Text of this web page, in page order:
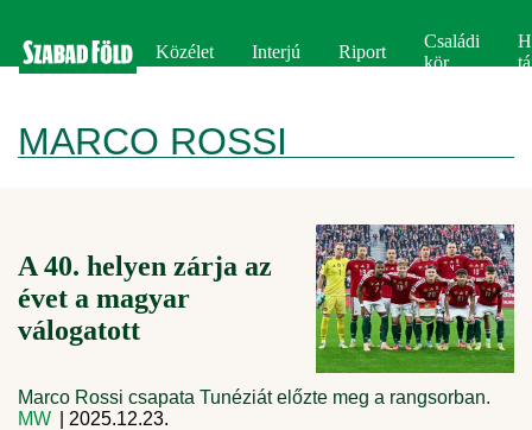
Közélet Interjú Riport
Családi
kör
MARCO ROSSI
A 40. helyen zárja az
évet a magyar
válogatott
Marco Rossi csapata Tunéziát előzte meg a rangsorban.
MW
| 2025.12.23.